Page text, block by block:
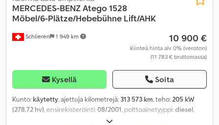
Schlieren 1 949 km
MERCEDES-BENZAtego 1528
Möbel/6-Plätze/Hebebühne Lift/AHK
10 900 €
Kiinteä hinta alv 0% (veroton)
(11 783 € bruttomassa)
Kysellä Soita
Kunto: käytetty, ajettuja kilometrejä: 313 573 km, teho:205 kW
(278,72 hv), ensirekisteröinti:08/2001, polttoainetyyppi:diesel,
, akselikokoonpano: